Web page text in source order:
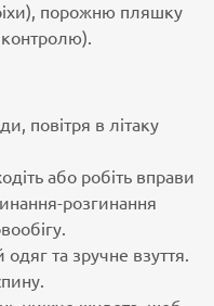
порожню пляшку
повітря в літаку
або робіть вправи
розгинання
та зручне взуття.